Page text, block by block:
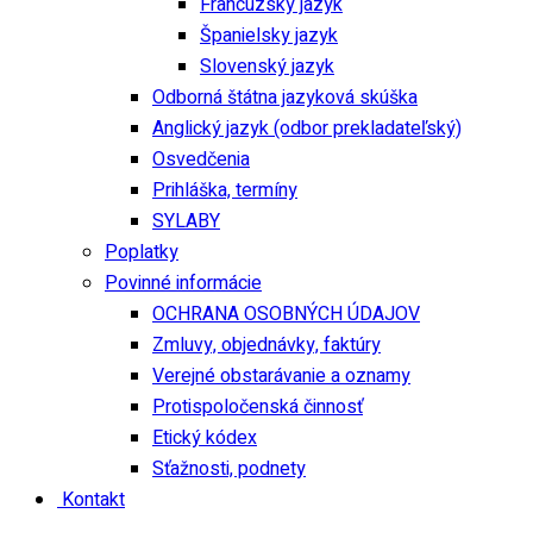
Španielsky jazyk
Slovenský jazyk
Odborná štátna jazyková skúška
Anglický jazyk (odbor prekladateľský)
Osvedčenia
Prihláška, termíny
SYLABY
Poplatky
Povinné informácie
OCHRANA OSOBNÝCH ÚDAJOV
Zmluvy, objednávky, faktúry
Verejné obstarávanie a oznamy
Protispoločenská činnosť
Etický kódex
Sťažnosti, podnety
Kontakt